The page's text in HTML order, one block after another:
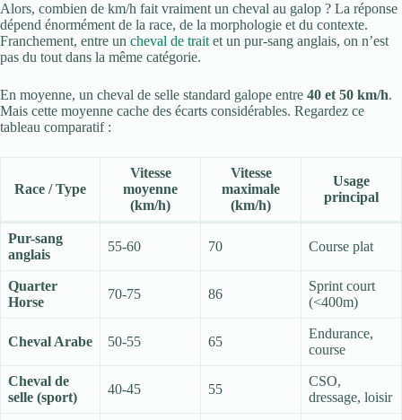
Alors, combien de km/h fait vraiment un cheval au galop ? La réponse
dépend énormément de la race, de la morphologie et du contexte.
Franchement, entre un cheval de trait et un pur-sang anglais, on n’est
pas du tout dans la même catégorie.
En moyenne, un cheval de selle standard galope entre 40 et 50 km/h.
Mais cette moyenne cache des écarts considérables. Regardez ce
tableau comparatif :
Race / Type
Vitesse
moyenne
(km/h)
Vitesse
maximale
(km/h)
Usage
principal
Pur-sang
anglais
55-60 70 Course plat
Quarter
Horse
70-75 86
Sprint court
(<400m)
Cheval Arabe 50-55 65
Endurance,
course
Cheval de
selle (sport)
40-45 55
CSO,
dressage, loisir